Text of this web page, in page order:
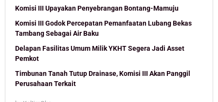
Komisi III Upayakan Penyebrangan Bontang-Mamuju
Komisi III Godok Percepatan Pemanfaatan Lubang Bekas
Tambang Sebagai Air Baku
Delapan Fasilitas Umum Milik YKHT Segera Jadi Asset
Pemkot
Timbunan Tanah Tutup Drainase, Komisi III Akan Panggil
Perusahaan Terkait